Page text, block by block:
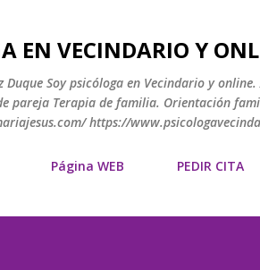
EN VECINDARIO Y
Duque Soy psicóloga en Vecindario y
pareja Terapia de familia. Orientación
https://
Página WEB PEDIR CITA